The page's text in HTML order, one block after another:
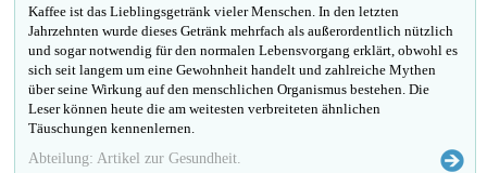
Kaffee ist das Lieblingsgetränk vieler Menschen. In den letzten
Jahrzehnten wurde dieses Getränk mehrfach als außerordentlich nützlich
und sogar notwendig für den normalen Lebensvorgang erklärt, obwohl es
sich seit langem um eine Gewohnheit handelt und zahlreiche Mythen
über seine Wirkung auf den menschlichen Organismus bestehen. Die
Leser können heute die am weitesten verbreiteten ähnlichen
Täuschungen kennenlernen.
Abteilung: Artikel zur Gesundheit.